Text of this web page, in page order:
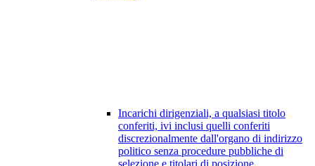
Incarichi dirigenziali, a qualsiasi titolo
conferiti, ivi inclusi quelli conferiti
discrezionalmente dall'organo di indirizzo
politico senza procedure pubbliche di